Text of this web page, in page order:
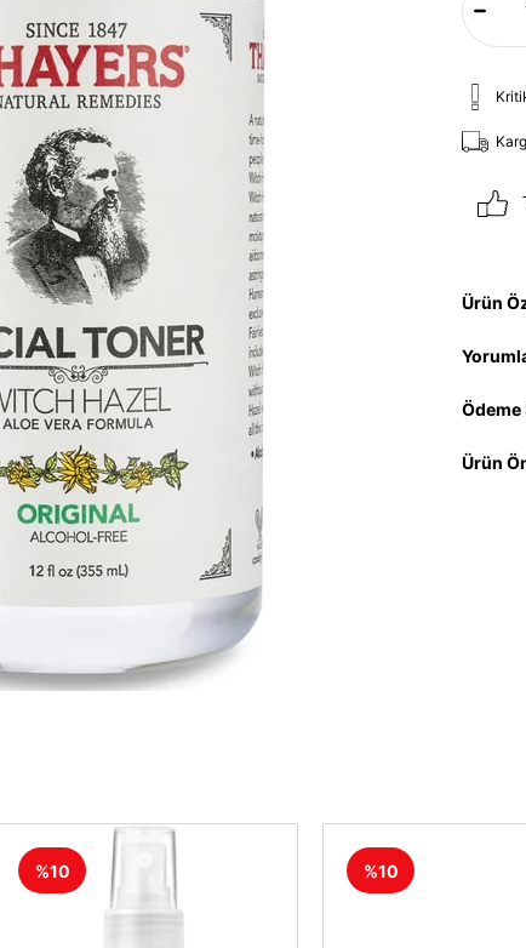
Ürün
Ödeme
Ürün
%10 %10